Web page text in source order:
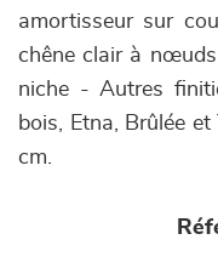
amortisseur sur
chêne clair à
niche - Autres
bois, Etna, Brûlée
cm.